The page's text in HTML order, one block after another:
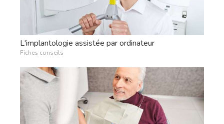
L'implantologie assistée par ordinateur
Fiches conseils